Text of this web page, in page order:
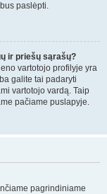
paslėpti.
ir priešų sąrašų?
vartotojo profilyje yra
galite tai padaryti
vartotojo vardą. Taip
pačiame puslapyje.
pagrindiniame